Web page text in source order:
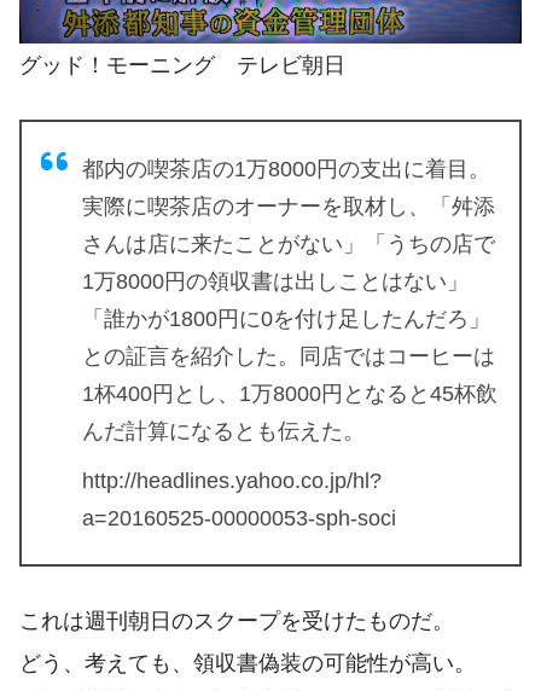
グッド！モーニング テレビ朝日
都内の喫茶店の1万8000円の支出に着目。
実際に喫茶店のオーナーを取材し、「舛添
さんは店に来たことがない」「うちの店で
1万8000円の領収書は出しことはない」
「誰かが1800円に0を付け足したんだろ」
との証言を紹介した。同店ではコーヒーは
1杯400円とし、1万8000円となると45杯飲
んだ計算になるとも伝えた。
http://headlines.yahoo.co.jp/hl?
a=20160525-00000053-sph-soci
これは週刊朝日のスクープを受けたものだ。
どう、考えても、領収書偽装の可能性が高い。